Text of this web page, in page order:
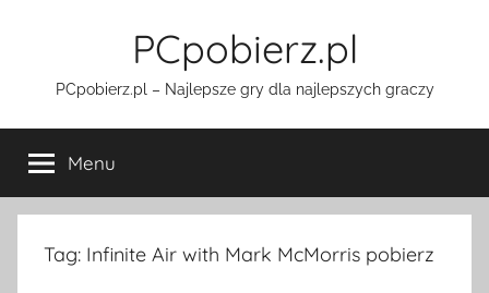
PCpobierz.pl
PCpobierz.pl – Najlepsze gry dla najlepszych graczy
Menu
Tag: Infinite Air with Mark McMorris pobierz